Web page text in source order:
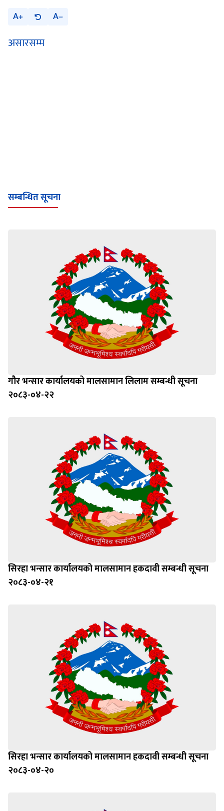
A A
असारसम्म
सम्बन्धित सूचना
गौर भन्सार कार्यालयको मालसामान लिलाम सम्बन्धी सूचना
२०८३-०४-२२
सिरहा भन्सार कार्यालयको मालसामान हकदावी सम्बन्धी सूचना
२०८३-०४-२१
सिरहा भन्सार कार्यालयको मालसामान हकदावी सम्बन्धी सूचना
२०८३-०४-२०